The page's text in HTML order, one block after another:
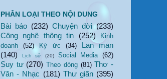
PHÂN LOẠI THEO NỘI DUNG
Bài báo (232) Chuyện đời (233)
Công nghệ thông tin
(252)
Kinh
doanh
(52) Ký ức (34)
Lan man
(140)
Lịch sử (20) Social Media (62)
Suy tư (270) Theo dòng (81) Thơ -
Văn - Nhạc (181) Thư giãn (395)